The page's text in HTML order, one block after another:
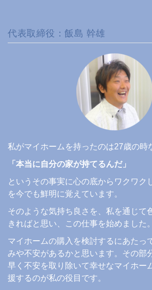
代表取締役：飯島 幹雄
私がマイホームを持ったのは27歳の時
「本当に自分の家が持てるんだ」
というその事実に心の底からワクワク
を今でも鮮明に覚えています。
そのような気持ち良さを、私を通じて
きればと思い、この仕事を始めました。
マイホームの購入を検討するにあたっ
みや不安があるかと思います。その部
早く不安を取り除いて幸せなマイホー
援するのが私の役目です。